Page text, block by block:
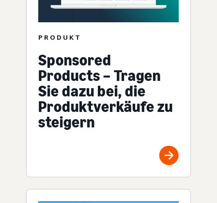
PRODUKT
Sponsored
Products – Tragen
Sie dazu bei, die
Produktverkäufe zu
steigern